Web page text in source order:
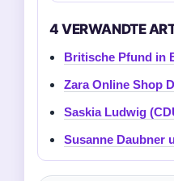
4 VERWANDTE
Britische Pfund in
Zara Online Shop
Saskia Ludwig
Susanne Daubner